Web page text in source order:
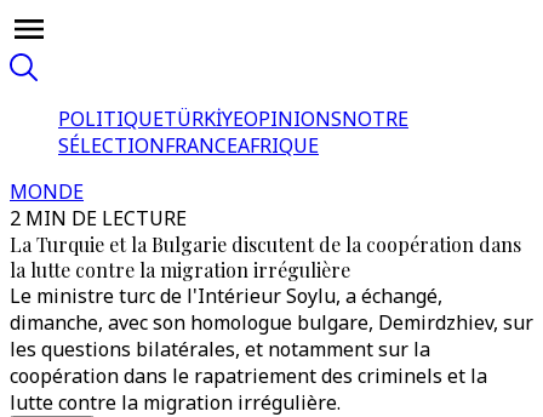
POLITIQUETÜRKİYEOPINIONSNOTRE
SÉLECTIONFRANCEAFRIQUE
MONDE
2 MIN DE LECTURE
La Turquie et la Bulgarie discutent de la coopération dans
la lutte contre la migration irrégulière
Le ministre turc de l'Intérieur Soylu, a échangé,
dimanche, avec son homologue bulgare, Demirdzhiev, sur
les questions bilatérales, et notamment sur la
coopération dans le rapatriement des criminels et la
lutte contre la migration irrégulière.